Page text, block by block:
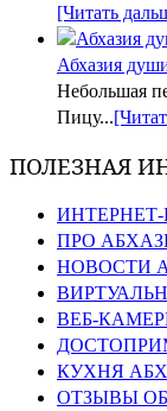
[Читать
Абхазия
Небольшая
Пицу...
ПОЛЕЗНАЯ
ПРО
НОВОСТИ
ВЕБ-
КУХНЯ
ОТЗЫВЫ